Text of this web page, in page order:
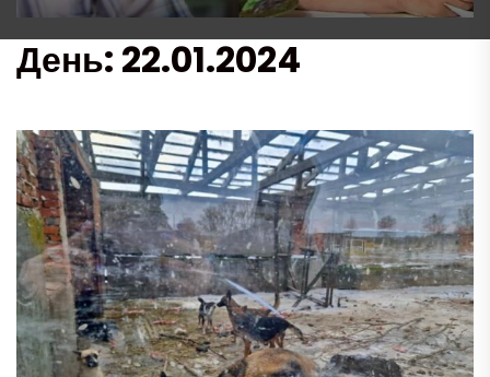
День: 22.01.2024